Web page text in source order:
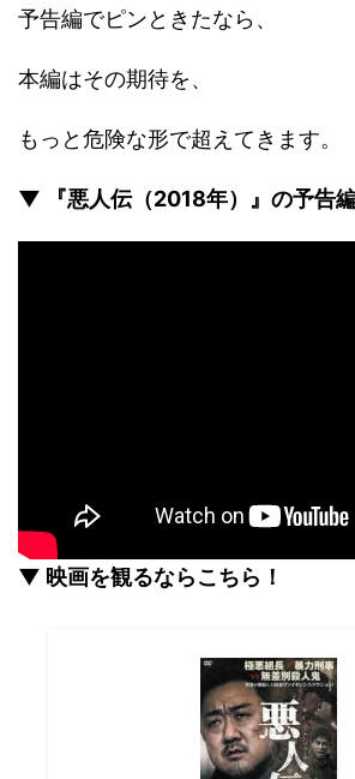
予告編でピンときたなら、
本編はその期待を、
もっと危険な形で超えてきます。
▼ 『悪人伝（2018年）』の予告編
▼ 映画を観るならこちら！